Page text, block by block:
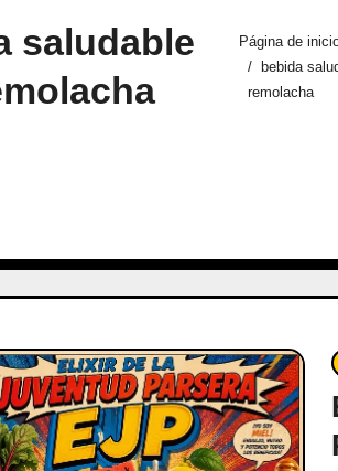
saludable
Página de
bebida
remolacha